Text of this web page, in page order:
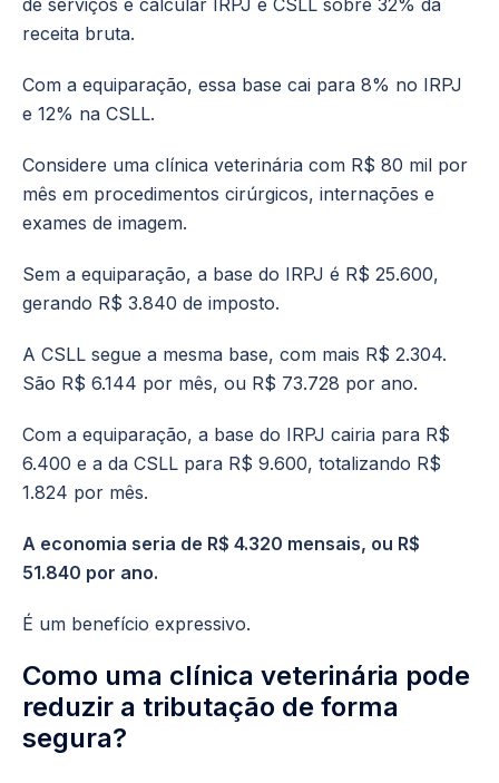
de serviços é calcular IRPJ e CSLL sobre 32% da
receita bruta.
Com a equiparação, essa base cai para 8% no IRPJ
e 12% na CSLL.
Considere uma clínica veterinária com R$ 80 mil por
mês em procedimentos cirúrgicos, internações e
exames de imagem.
Sem a equiparação, a base do IRPJ é R$ 25.600,
gerando R$ 3.840 de imposto.
A CSLL segue a mesma base, com mais R$ 2.304.
São R$ 6.144 por mês, ou R$ 73.728 por ano.
Com a equiparação, a base do IRPJ cairia para R$
6.400 e a da CSLL para R$ 9.600, totalizando R$
1.824 por mês.
A economia seria de R$ 4.320 mensais, ou R$
51.840 por ano.
É um benefício expressivo.
Como uma clínica veterinária pode
reduzir a tributação de forma
segura?